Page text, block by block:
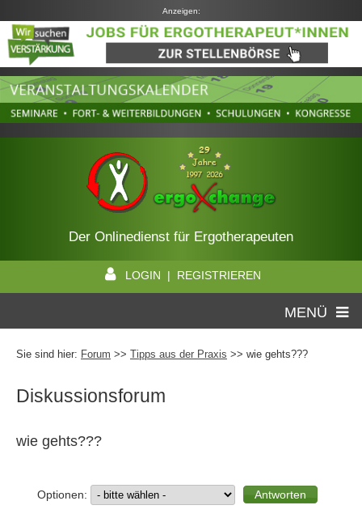
Anzeigen:
Der Onlinedienst für Ergotherapeuten
LOGIN | REGISTRIEREN
MENÜ
Sie sind hier: Forum >> Tipps aus der Praxis >> wie gehts???
Diskussionsforum
wie gehts???
Optionen: